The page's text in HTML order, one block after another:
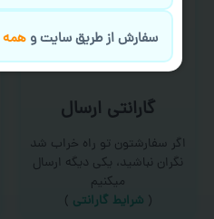
گارانتی ارسال
اگر سفارشتون تو راه خراب شد
نگران نباشید، یکی دیگه ارسال
میکنیم
( شرایط گارانتی )
سفارش از طریق سایت وهمه